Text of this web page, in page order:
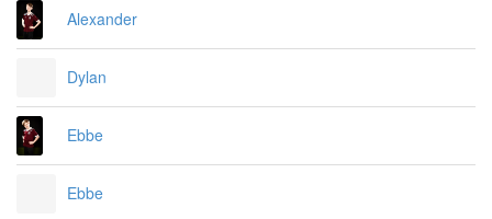
Alexander
Dylan
Ebbe
Ebbe